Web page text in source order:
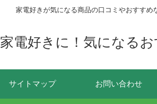
家電好きが気になる商品の口コミやおすすめ
家電好きに！気になるお
サイトマップ お問い合わせ